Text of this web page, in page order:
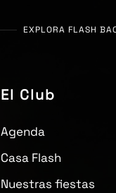
EXPLORA FLASH
El Club
Agenda
Casa Flash
Nuestras fiestas